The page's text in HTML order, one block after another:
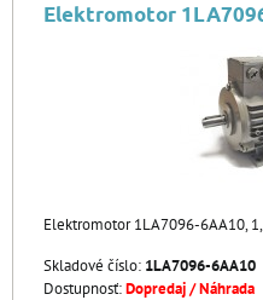
Elektromotor
Elektromotor 1LA7096-6AA10,
Skladové číslo: 1LA7096-6AA10
Dostupnosť:Dopredaj / Náhrada